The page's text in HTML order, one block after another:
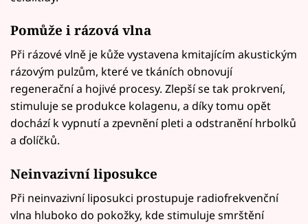
Pomůže i rázová vlna
Při rázové vlně je kůže vystavena kmitajícím akustickým
rázovým pulzům, které ve tkáních obnovují
regenerační a hojivé procesy. Zlepší se tak prokrvení,
stimuluje se produkce kolagenu, a díky tomu opět
dochází k vypnutí a zpevnění pleti a odstranění hrbolků
a ďolíčků.
Neinvazivní liposukce
Při neinvazivní liposukci prostupuje radiofrekvenční
vlna hluboko do pokožky, kde stimuluje smrštění